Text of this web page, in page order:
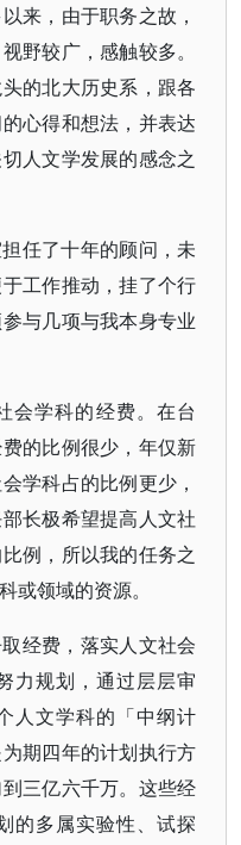
来，由于职务之故，
野较广，感触较多。
的北大历史系，跟各
心得和想法，并表达
人文学发展的感念之
任了十年的顾问，未
工作推动，挂了个行
与几项与我本身专业
会学科的经费。在台
的比例很少，年仅新
学科占的比例更少，
长极希望提高人文社
例，所以我的任务之
或领域的资源。
经费，落实人文社会
力规划，通过层层审
人文学科的「中纲计
期四年的计划执行方
三亿六千万。这些经
的多属实验性、试探